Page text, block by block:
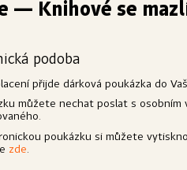
— Knihové se
podoba
přijde dárková poukázka do
můžete nechat poslat s osobním
poukázku si můžete
zde